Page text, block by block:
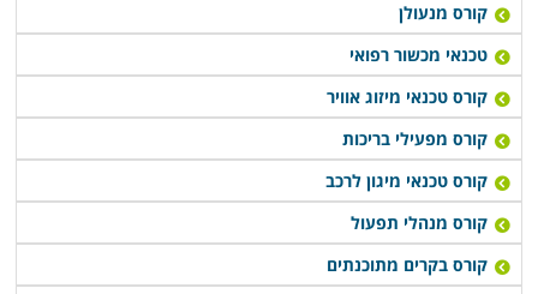
קורס מנעולן
טכנאי מכשור רפואי
קורס טכנאי מיזוג אוויר
קורס מפעילי בריכות
קורס טכנאי מיגון לרכב
קורס מנהלי תפעול
קורס בקרים מתוכנתים